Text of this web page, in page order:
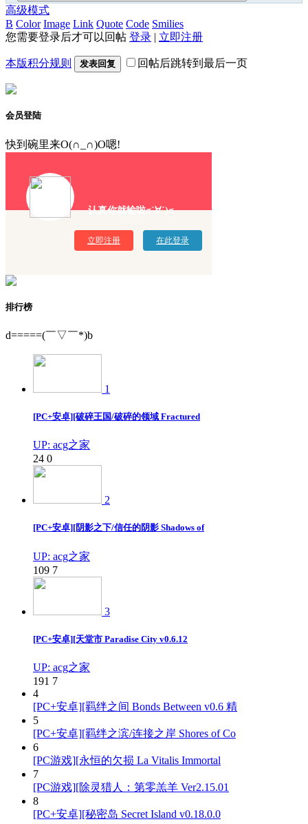
高级模式
B Color Image Link Quote Code Smilies
您需要登录后才可以回帖 登录 | 立即注册
本版积分规则 发表回复 回帖后跳转到最后一页
会员登陆
快到碗里来O(∩_∩)O嗯!
认真你就输啦σ`∀´)σ
立即注册 在此登录
排行榜
d=====(￣▽￣*)b
1
[PC+安卓][破碎王国/破碎的领域 Fractured
UP: acg之家
24 0
2
[PC+安卓][阴影之下/信任的阴影 Shadows of
UP: acg之家
109 7
3
[PC+安卓][天堂市 Paradise City v0.6.12
UP: acg之家
191 7
4
[PC+安卓][羁绊之间 Bonds Between v0.6 精
5
[PC+安卓][羁绊之滨/连接之岸 Shores of Co
6
[PC游戏][永恒的欠损 La Vitalis Immortal
7
[PC游戏][除灵猎人：第零羔羊 Ver2.15.01
8
[PC+安卓][秘密岛 Secret Island v0.18.0.0